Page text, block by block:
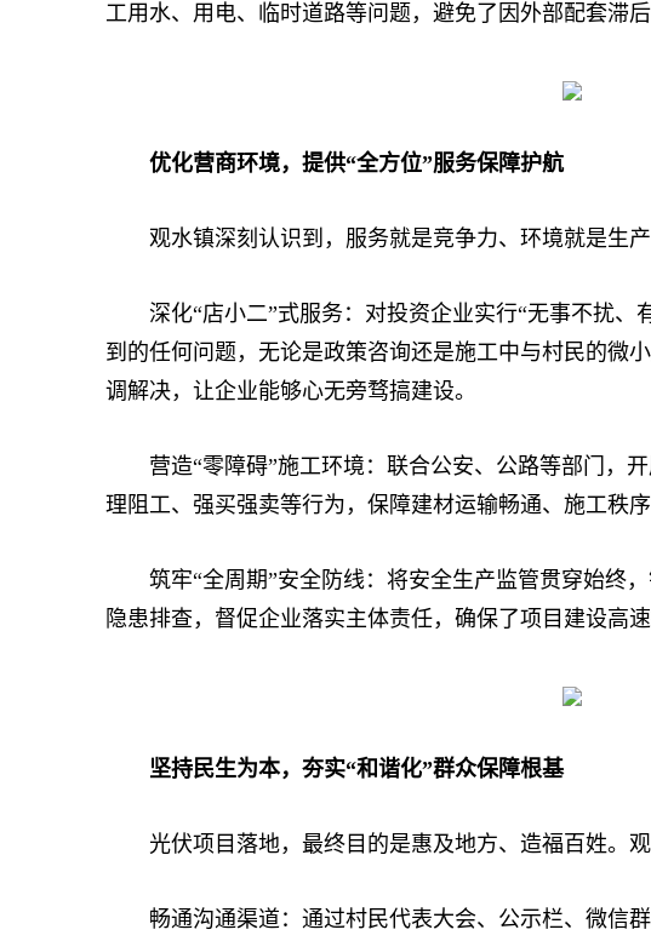
工用水、用电、临时道路等问题，避免了因外部配套滞后
优化营商环境，提供“全方位”服务保障护航
观水镇深刻认识到，服务就是竞争力、环境就是生产
深化“店小二”式服务：对投资企业实行“无事不扰、
到的任何问题，无论是政策咨询还是施工中与村民的微
调解决，让企业能够心无旁骛搞建设。
营造“零障碍”施工环境：联合公安、公路等部门，开
理阻工、强买强卖等行为，保障建材运输畅通、施工秩序
筑牢“全周期”安全防线：将安全生产监管贯穿始终，
隐患排查，督促企业落实主体责任，确保了项目建设高速
坚持民生为本，夯实“和谐化”群众保障根基
光伏项目落地，最终目的是惠及地方、造福百姓。观
畅通沟通渠道：通过村民代表大会、公示栏、微信群